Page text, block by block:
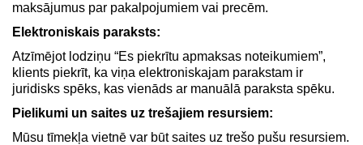
maksājumus par pakalpojumiem vai precēm.
Elektroniskais paraksts:
Atzīmējot lodziņu “Es piekrītu apmaksas noteikumiem”,
klients piekrīt, ka viņa elektroniskajam parakstam ir
juridisks spēks, kas vienāds ar manuālā paraksta spēku.
Pielikumi un saites uz trešajiem resursiem:
Mūsu tīmekļa vietnē var būt saites uz trešo pušu resursiem.